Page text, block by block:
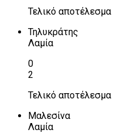
Τελικό αποτέλεσμα
Τηλυκράτης
Λαμία
0
2
Τελικό αποτέλεσμα
Μαλεσίνα
Λαμία